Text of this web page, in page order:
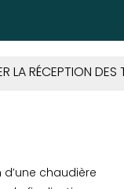
LA RÉCEPTION
chaudière